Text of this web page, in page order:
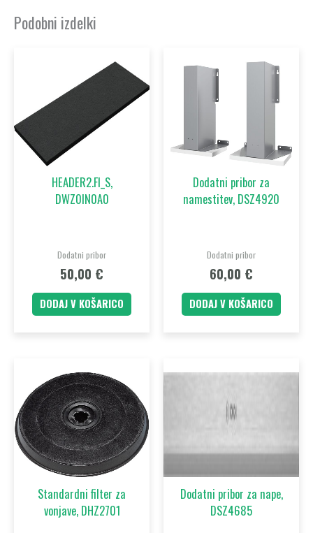
Podobni izdelki
HEADER2.FI_S,
DWZ0IN0A0
Dodatni pribor
50,00 €
DODAJ V KOŠARICO
Dodatni pribor za
namestitev, DSZ4920
Dodatni pribor
60,00 €
DODAJ V KOŠARICO
Standardni filter za
vonjave, DHZ2701
Dodatni pribor za nape,
DSZ4685